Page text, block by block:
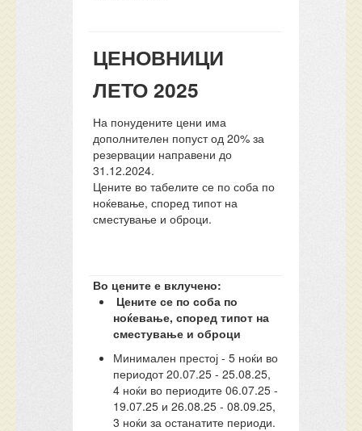
ЦЕНОВНИЦИ
ЛЕТО 2025
На понудените цени има
дополнителен попуст од 20% за
резервации направени до
31.12.2024.
Цените во табелите се по соба по
ноќевање, според типот на
сместување и оброци.
Во цените е вклучено:
Цените се по соба по
ноќевање, според типот на
сместување и оброци
Минимален престој - 5 ноќи во
периодот 20.07.25 - 25.08.25,
4 ноќи во периодите 06.07.25 -
19.07.25 и 26.08.25 - 08.09.25,
3 ноќи за останатите периоди.